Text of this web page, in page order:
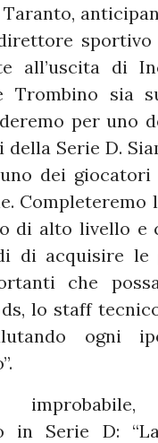
sportivo
all’uscita di
Trombino sia
per uno
Serie D.
uno dei
Completeremo
di alto livello e
di acquisire le
che
lo staff
ogni
in Serie D: